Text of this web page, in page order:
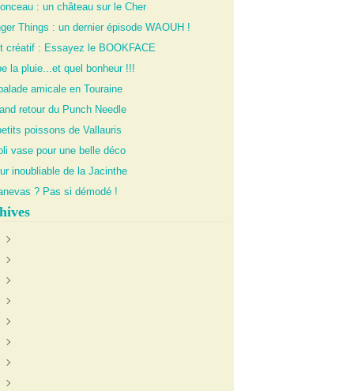
: un château sur le Cher
Things : un dernier épisode WAOUH !
créatif : Essayez le BOOKFACE
la pluie...et quel bonheur !!!
amicale en Touraine
retour du Punch Needle
poissons de Vallauris
vase pour une belle déco
inoubliable de la Jacinthe
? Pas si démodé !